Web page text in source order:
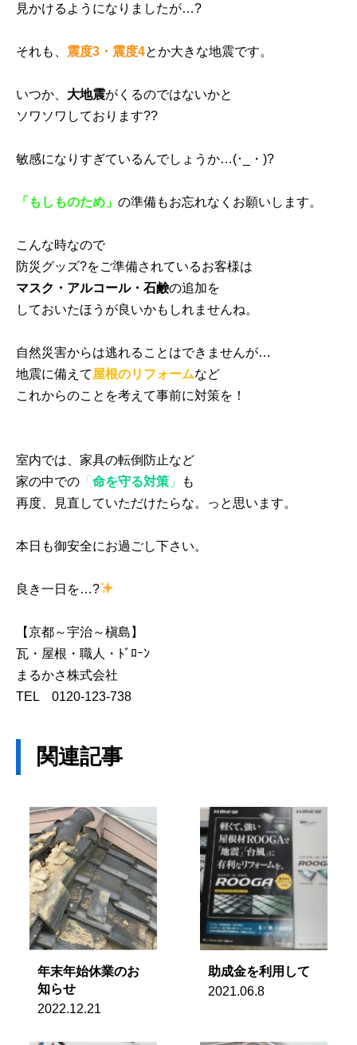
見かけるようになりましたが…?
それも、 震度3・震度4とか大きな地震です。
いつか、 大地震がくるのではないかと
ソワソワしております??
敏感になりすぎているんでしょうか…(･_・)?
「もしものため」 の準備もお忘れなくお願いします。
こんな時なので
防災グッズ?をご準備されているお客様は
マスク・アルコール・石鹸の追加を
しておいたほうが良いかもしれませんね。
自然災害からは逃れることはできませんが…
地震に備えて屋根のリフォームなど
これからのことを考えて事前に対策を！
室内では、家具の転倒防止など
家の中での 「 命を守る対策 」
も
再度、見直していただけたらな。っと思います。
本日も御安全にお過ごし下さい。
良き一日を…?
【京都～宇治～槇島】
瓦・屋根・職人・ﾄﾞﾛｰﾝ
まるかさ株式会社
TEL 0120-123-738
関連記事
年末年始休業のお
知らせ
2022.12.21
助成金を利用して
2021.06.8